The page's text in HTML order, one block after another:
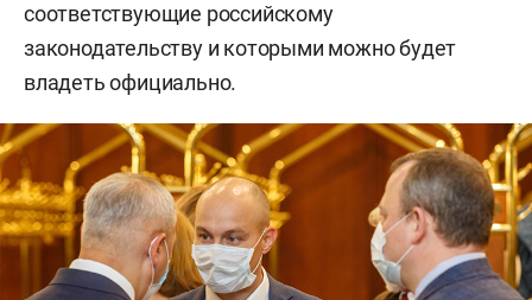
соответствующие российскому
законодательству и которыми можно будет
владеть официально.